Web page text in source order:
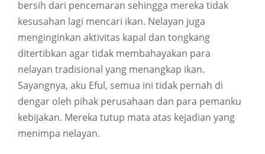
bersih dari pencemaran sehingga mereka tidak
kesusahan lagi mencari ikan. Nelayan juga
menginginkan aktivitas kapal dan tongkang
ditertibkan agar tidak membahayakan para
nelayan tradisional yang menangkap ikan.
Sayangnya, aku Eful, semua ini tidak pernah di
dengar oleh pihak perusahaan dan para pemanku
kebijakan. Mereka tutup mata atas kejadian yang
menimpa nelayan.